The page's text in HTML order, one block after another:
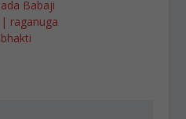
ada Babaji
| raganuga
bhakti